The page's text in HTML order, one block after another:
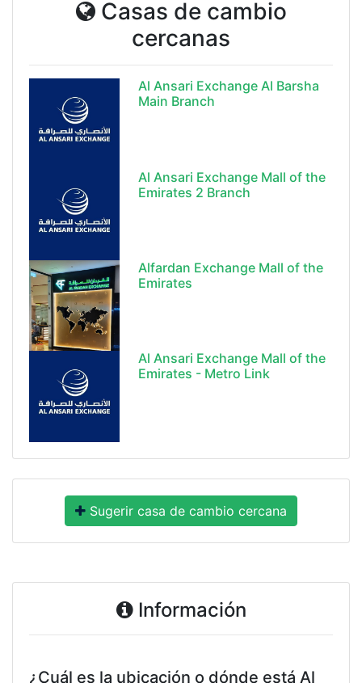
Casas de cambio
cercanas
Al Ansari Exchange Al Barsha
Main Branch
Al Ansari Exchange Mall of the
Emirates 2 Branch
Alfardan Exchange Mall of the
Emirates
Al Ansari Exchange Mall of the
Emirates - Metro Link
Sugerir casa de cambio cercana
Información
¿Cuál es la ubicación o dónde está Al